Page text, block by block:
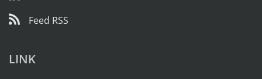
Feed RSS
LINK